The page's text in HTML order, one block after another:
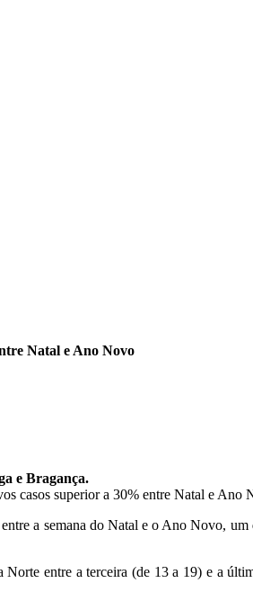
Natal e Ano Novo
e Bragança.
a semana do Natal e o Ano Novo, um
entre a terceira (de 13 a 19) e a